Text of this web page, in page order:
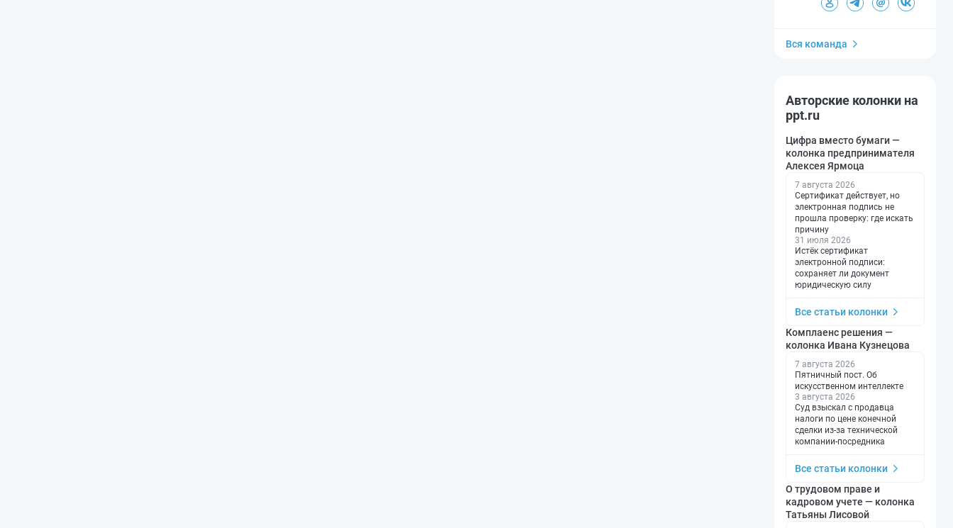
Вся команда
Авторские колонки на
ppt.ru
Цифра вместо бумаги —
колонка предпринимателя
Алексея Ярмоца
7 августа 2026
Сертификат действует, но
электронная подпись не
прошла проверку: где искать
причину
31 июля 2026
Истёк сертификат
электронной подписи:
сохраняет ли документ
юридическую силу
Все статьи колонки
Комплаенс решения —
колонка Ивана Кузнецова
7 августа 2026
Пятничный пост. Об
искусственном интеллекте
3 августа 2026
Суд взыскал с продавца
налоги по цене конечной
сделки из-за технической
компании-посредника
Все статьи колонки
О трудовом праве и
кадровом учете — колонка
Татьяны Лисовой